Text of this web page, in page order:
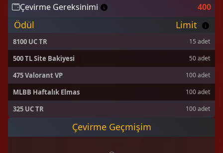
Çevirme Gereksinimi
400
Ödül Limit
8100 UC TR 15 adet
500 TL Site Bakiyesi 50 adet
475 Valorant VP 100 adet
MLBB Haftalık Elmas 100 adet
325 UC TR 100 adet
MLBB Haftalık Elmas
Çevirme Geçmişim